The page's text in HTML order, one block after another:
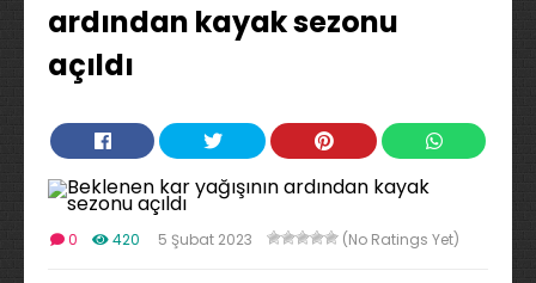
ardından kayak sezonu
açıldı
0 420 5 Şubat 2023 (No Ratings Yet)